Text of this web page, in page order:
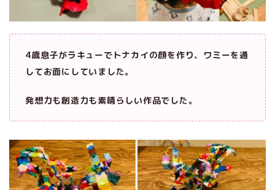
4歳息子がラキューでトナカイの顔を作り、ワミーを通
してお面にしていました。
発想力も創造力も素晴らしい作品でした。